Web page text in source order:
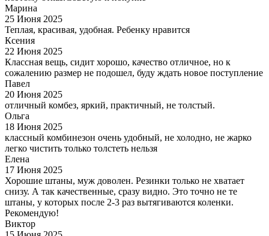
Марина
25 Июня 2025
Теплая, красивая, удобная. Ребенку нравится
Ксения
22 Июня 2025
Классная вещь, сидит хорошо, качество отличное, но к
сожалению размер не подошел, буду ждать новое поступление
Павел
20 Июня 2025
отличный комбез, яркий, практичный, не толстый.
Ольга
18 Июня 2025
классный комбинезон очень удобный, не холодно, не жарко
легко чистить только толстеть нельзя
Елена
17 Июня 2025
Хорошие штаны, муж доволен. Резинки только не хватает
снизу. А так качественные, сразу видно. Это точно не те
штаны, у которых после 2-3 раз вытягиваются коленки.
Рекомендую!
Виктор